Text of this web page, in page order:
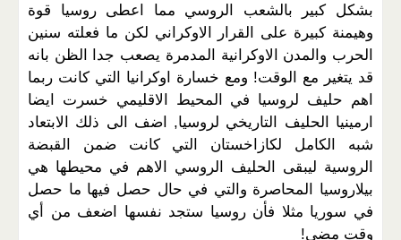
بشكل كبير بالشعب الروسي مما اعطى روسيا قوة
وهيمنة كبيرة على القرار الاوكراني لكن ما فعلته سنين
الحرب والمدن الاوكرانية المدمرة يصعب جدا الظن بانه
قد يتغير مع الوقت! ومع خسارة اوكرانيا التي كانت ربما
اهم حليف لروسيا في المحيط الاقليمي خسرت ايضا
ارمينيا الحليف التاريخي لروسيا, اضف الى ذلك الابتعاد
شبه الكامل لكازاخستان التي كانت ضمن القبضة
الروسية ليبقى الحليف الروسي الاهم في محيطها هي
بيلاروسيا المحاصرة والتي في حال حصل فيها ما حصل
في سوريا مثلا فأن روسيا ستجد نفسها اضعف من أي
وقت مضى!